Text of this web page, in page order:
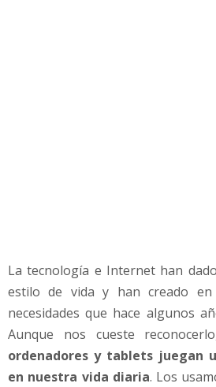
La tecnología e Internet han
estilo de vida y han creado
necesidades que hace algunos
Aunque nos cueste
ordenadores y tablets juegan
en nuestra vida diaria. Los